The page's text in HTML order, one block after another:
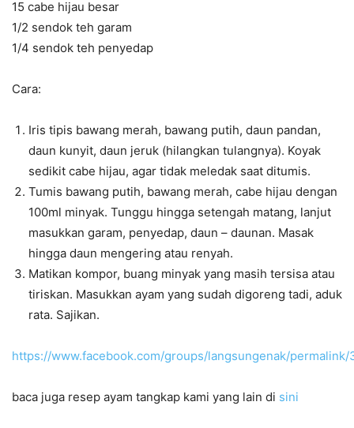
15 cabe hijau besar
1/2 sendok teh garam
1/4 sendok teh penyedap
Cara:
Iris tipis bawang merah, bawang putih, daun pandan,
daun kunyit, daun jeruk (hilangkan tulangnya). Koyak
sedikit cabe hijau, agar tidak meledak saat ditumis.
Tumis bawang putih, bawang merah, cabe hijau dengan
100ml minyak. Tunggu hingga setengah matang, lanjut
masukkan garam, penyedap, daun – daunan. Masak
hingga daun mengering atau renyah.
Matikan kompor, buang minyak yang masih tersisa atau
tiriskan. Masukkan ayam yang sudah digoreng tadi, aduk
rata. Sajikan.
https://www.facebook.com/groups/langsungenak/
baca juga resep ayam tangkap kami yang lain di sini